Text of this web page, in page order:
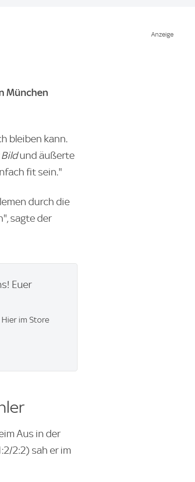
München
bleiben kann.
und äußerte
fit sein."
durch die
sagte der
Euer
im Store
Aus in der
2:2) sah er im